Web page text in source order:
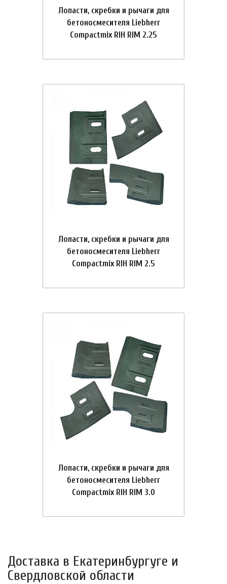
Лопасти, скребки и рычаги для
бетоносмесителя Liebherr
Compactmix RIH RIM 2.25
Лопасти, скребки и рычаги для
бетоносмесителя Liebherr
Compactmix RIH RIM 2.5
Лопасти, скребки и рычаги для
бетоносмесителя Liebherr
Compactmix RIH RIM 3.0
Доставка в Екатеринбургуге и
Свердловской области